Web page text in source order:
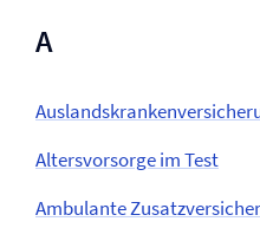
A
Altersvorsorge im Test
Ambulante